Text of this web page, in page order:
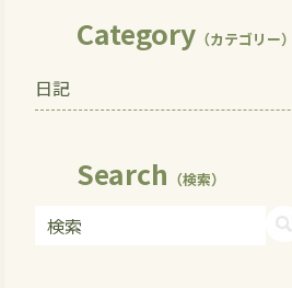
Category （カテゴリー）
日記
Search （検索）